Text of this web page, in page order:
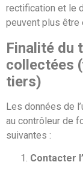
rectification et le
peuvent plus être
Finalité du
collectées
tiers)
Les données de
au contrôleur de
suivantes :
Contacter